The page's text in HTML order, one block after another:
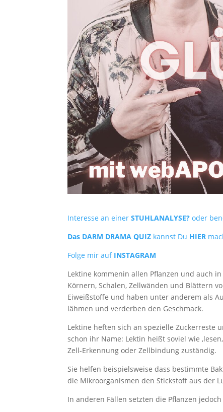
Interesse an einerSTUHLANALYSE? oder
Das DARM DRAMA QUIZ kannst Du HIER
Folge mir auf INSTAGRAM
Lektine kommenin allen Pflanzen und auch
Körnern, Schalen, Zellwänden und Blättern
Eiweißstoffe und haben unter anderem als
lähmen und verderben den Geschmack.
Lektine heften sich an spezielle Zuckerreste
schon ihr Name: Lektin heißt soviel wie
Zell-Erkennung oder Zellbindung zuständig.
Sie helfen beispielsweise dass bestimmte
die Mikroorganismen den Stickstoff aus der
In anderen Fällen setzten die Pflanzen